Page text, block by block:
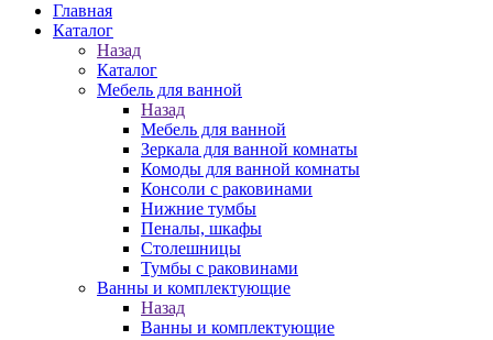
Главная
Каталог
Назад
Каталог
Мебель для ванной
Назад
Мебель для ванной
Зеркала для ванной комнаты
Комоды для ванной комнаты
Консоли с раковинами
Нижние тумбы
Пеналы, шкафы
Столешницы
Тумбы с раковинами
Ванны и комплектующие
Назад
Ванны и комплектующие